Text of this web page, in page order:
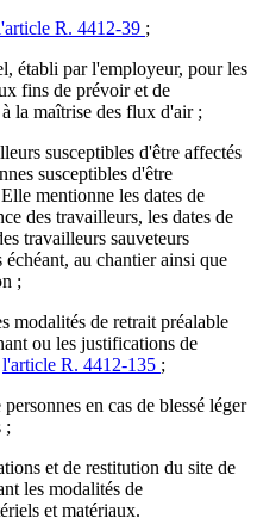
R. 4412-39 ;
établi par l'employeur, pour les
fins de prévoir et de
la maîtrise des flux d'air ;
susceptibles d'être affectés
susceptibles d'être
mentionne les dates de
des travailleurs, les dates de
travailleurs sauveteurs
au chantier ainsi que
;
modalités de retrait préalable
ou les justifications de
l'article R. 4412-135 ;
en cas de blessé léger
;
et de restitution du site de
les modalités de
et matériaux.